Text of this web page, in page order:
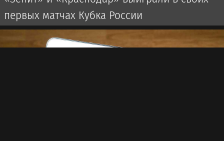
первых матчах Кубка России